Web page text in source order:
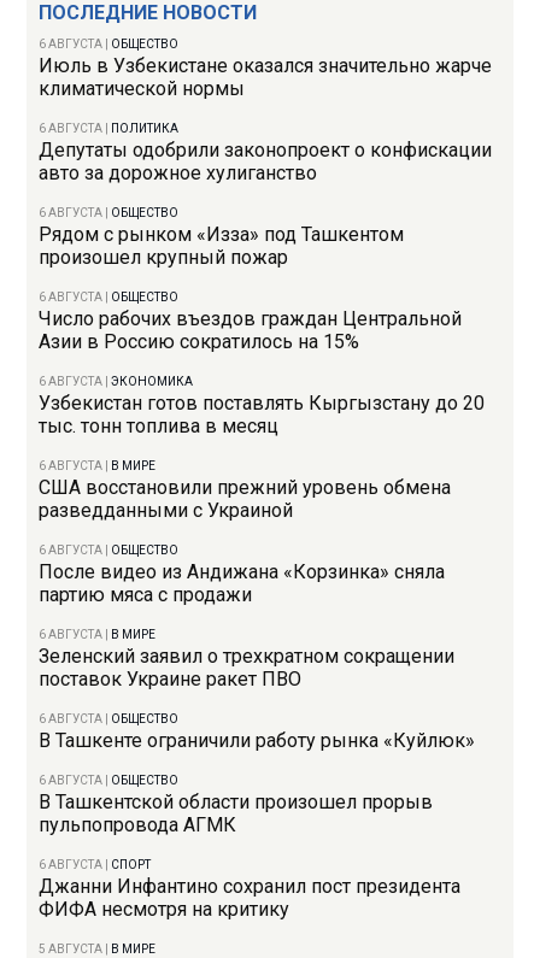
ПОСЛЕДНИЕ НОВОСТИ
6 АВГУСТА ОБЩЕСТВО
Июль в Узбекистане оказался значительно жарче
климатической нормы
6 АВГУСТА ПОЛИТИКА
Депутаты одобрили законопроект о конфискации
авто за дорожное хулиганство
6 АВГУСТА ОБЩЕСТВО
Рядом с рынком «Изза» под Ташкентом
произошел крупный пожар
6 АВГУСТА ОБЩЕСТВО
Число рабочих въездов граждан Центральной
Азии в Россию сократилось на 15%
6 АВГУСТА |ЭКОНОМИКА
Узбекистан готов поставлять Кыргызстану до 20
тыс. тонн топлива в месяц
6 АВГУСТА В МИРЕ
США восстановили прежний уровень обмена
разведданными с Украиной
6 АВГУСТА ОБЩЕСТВО
После видео из Андижана «Корзинка» сняла
партию мяса с продажи
6 АВГУСТА В МИРЕ
Зеленский заявил о трехкратном сокращении
поставок Украине ракет ПВО
6 АВГУСТА ОБЩЕСТВО
В Ташкенте ограничили работу рынка «Куйлюк»
6 АВГУСТА ОБЩЕСТВО
В Ташкентской области произошел прорыв
пульпопровода АГМК
6 АВГУСТА СПОРТ
Джанни Инфантино сохранил пост президента
ФИФА несмотря на критику
5 АВГУСТА В МИРЕ